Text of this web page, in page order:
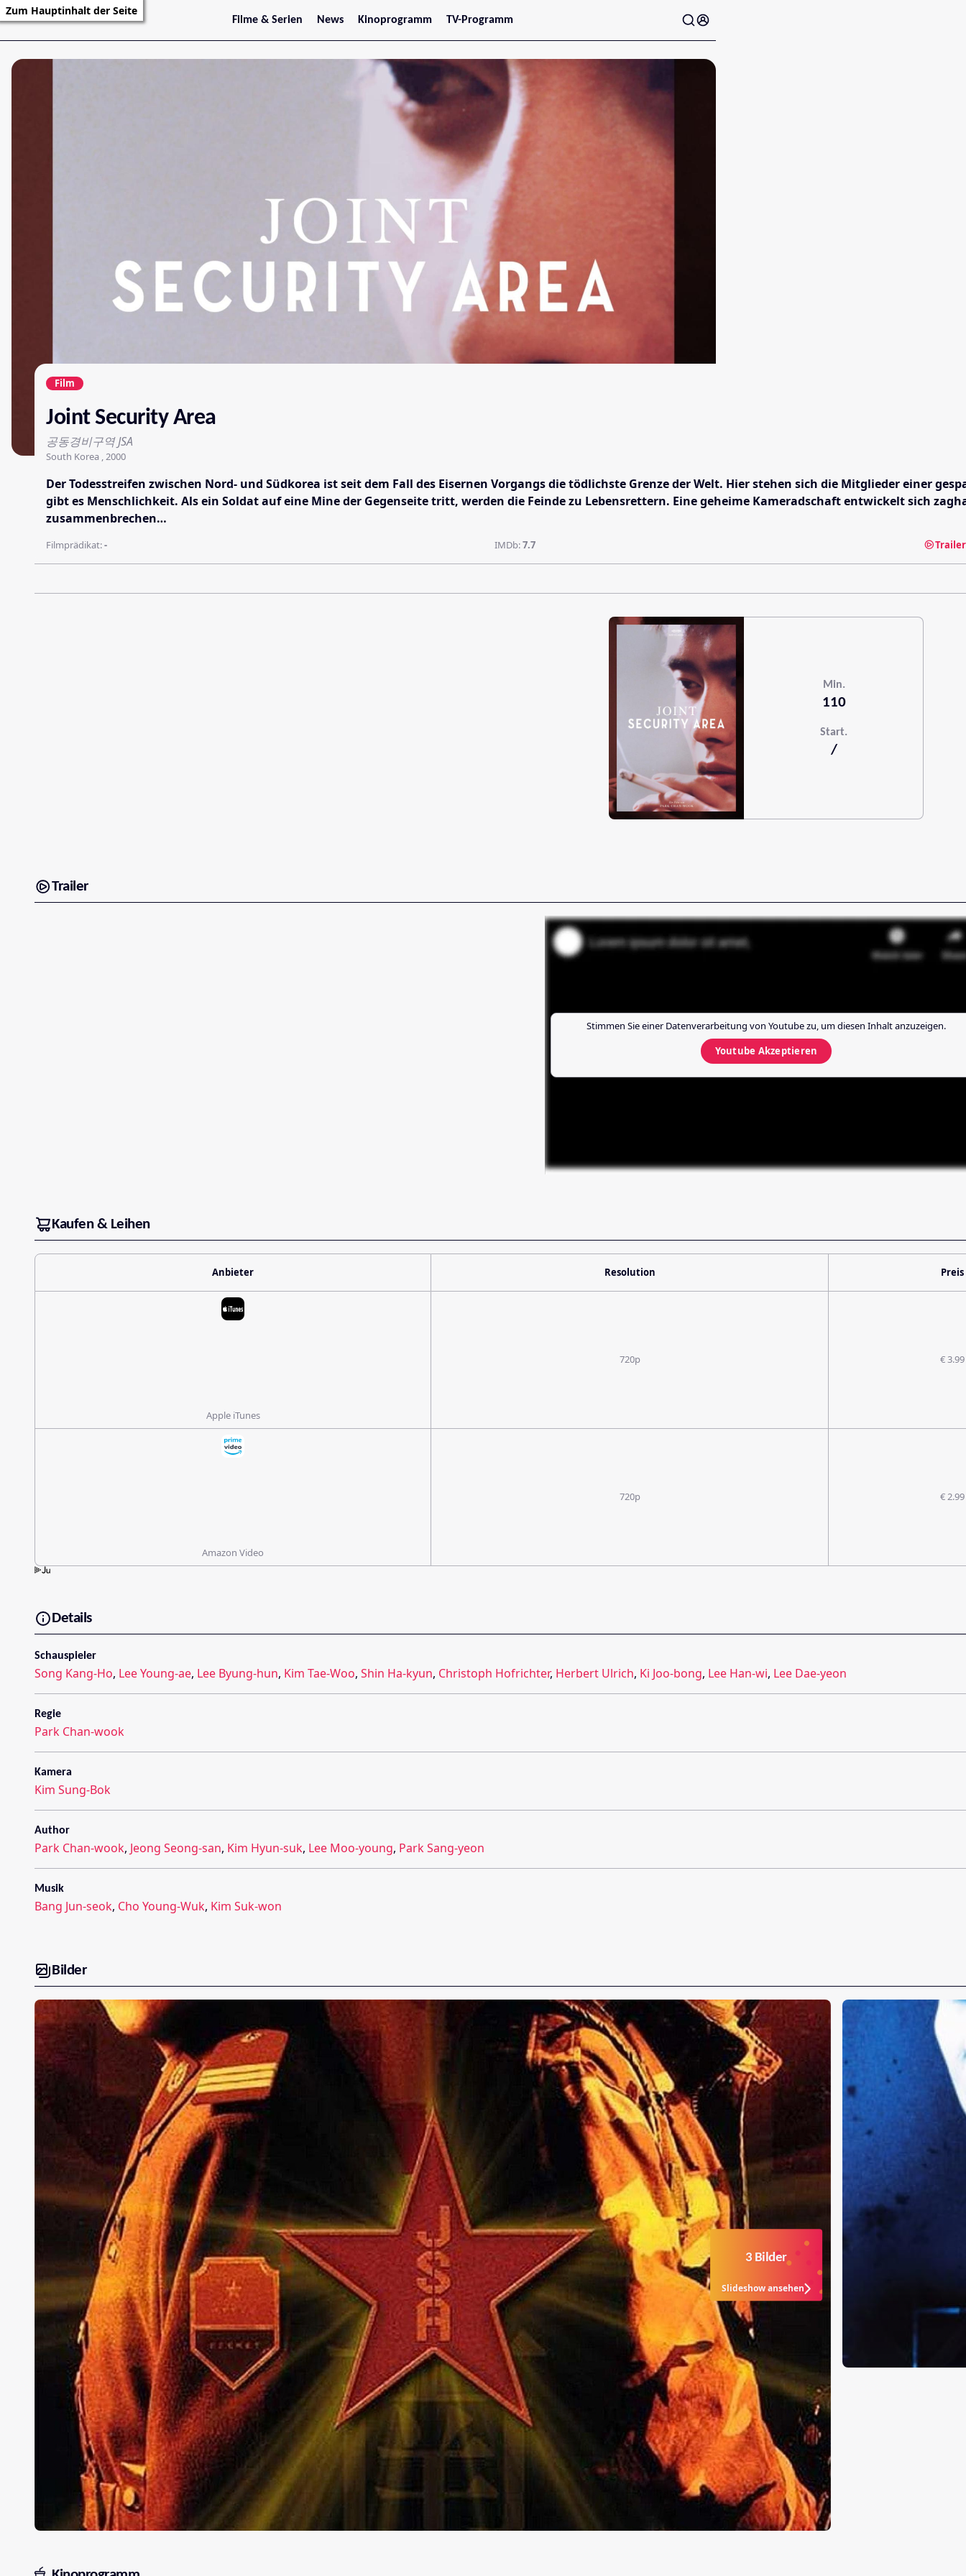
Zum Hauptinhalt der Seite
Filme & Serien
Trailer
News
Stars
Kinoprogramm
Jetzt im Kino
Wien
Niederösterreich
Oberösterreich
Steiermark
Burgenland
TV-Programm
Film
Joint Security Area
공동경비구역 JSA
South Korea , 2000
Der Todesstreifen zwischen Nord- und Südkorea ist seit dem Fall des Eisernen Vorgangs die tödlichste Grenze der Welt. Hier stehen sich die Mitglieder einer
gibt es Menschlichkeit. Als ein Soldat auf eine Mine der Gegenseite tritt, werden die Feinde zu Lebensrettern. Eine geheime Kameradschaft entwickelt sich
zusammenbrechen…
Filmprädikat:- IMDb:7.7
Min.
110
Start.
/
Trailer
Stimmen Sie einer Datenverarbeitung von Youtubezu, um diesen Inhalt anzuzeigen.
Youtube Akzeptieren
Kaufen & Leihen
Anbieter Resolution Preis
Apple iTunes
720p € 3.99
Amazon Video
720p € 2.99
Details
Schauspieler
Song Kang-Ho, Lee Young-ae, Lee Byung-hun, Kim Tae-Woo, Shin Ha-kyun, Christoph Hofrichter, Herbert Ulrich, Ki Joo-bong, Lee Han-wi, Lee Dae-yeon
Regie
Park Chan-wook
Kamera
Kim Sung-Bok
Author
Park Chan-wook, Jeong Seong-san, Kim Hyun-suk, Lee Moo-young, Park Sang-yeon
Musik
Bang Jun-seok, Cho Young-Wuk, Kim Suk-won
Bilder
3 Bilder
Slideshow ansehen